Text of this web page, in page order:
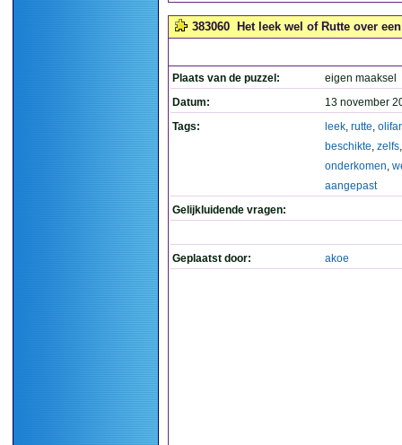
383060 Het leek wel of Rutte over
Plaats van de puzzel:
eigen maaksel
Datum:
13 november
Tags:
leek, rutte,
beschikte, zelfs,
onderkomen,
aangepast
Gelijkluidende vragen:
Geplaatst door: akoe